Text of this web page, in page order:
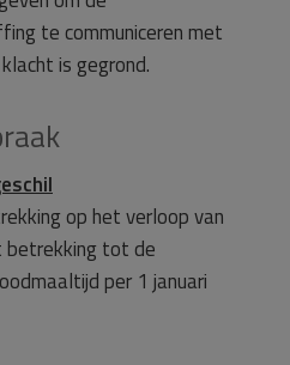
te communiceren met
is gegrond.
op het verloop van
tot de
per 1 januari